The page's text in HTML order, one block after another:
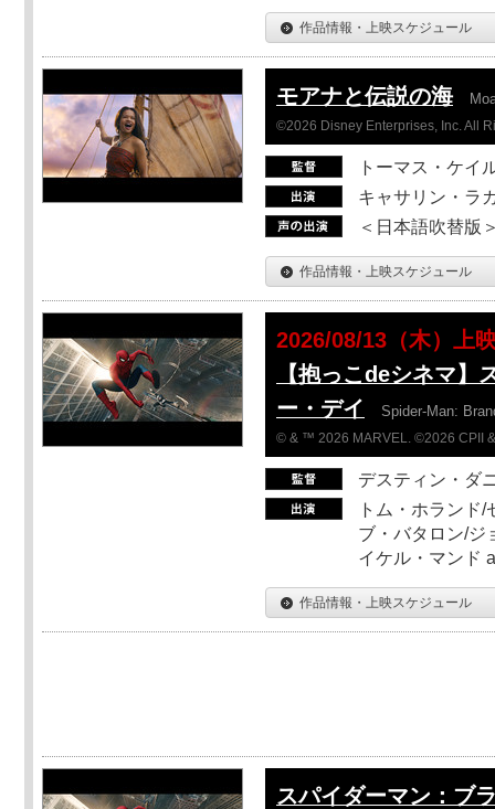
作品情報・上映スケジュール
モアナと伝説の海
©2026 Disney Enterprises, Inc. All
トーマス・ケイ
キャサリン・ラ
＜日本語吹替版
作品情報・上映スケジュール
2026/08/13（木）上
【抱っこdeシネマ】
ー・デイ
Spider-Man:
© & ™ 2026 MARVEL. ©2026 CPII
デスティン・ダ
トム・ホランド
ブ・バタロン/ジ
イケル・マンド
作品情報・上映スケジュール
スパイダーマン：ブ